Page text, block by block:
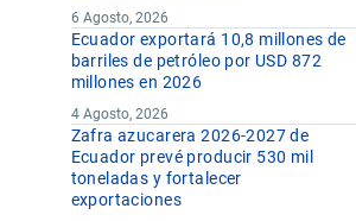
6 Agosto, 2026
Ecuador exportará 10,8 millones de
barriles de petróleo por USD 872
millones en 2026
4 Agosto, 2026
Zafra azucarera 2026-2027 de
Ecuador prevé producir 530 mil
toneladas y fortalecer
exportaciones